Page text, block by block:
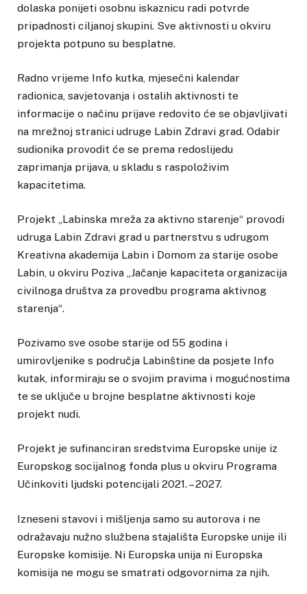
dolaska ponijeti osobnu iskaznicu radi potvrde
pripadnosti ciljanoj skupini. Sve aktivnosti u okviru
projekta potpuno su besplatne.
Radno vrijeme Info kutka, mjesečni kalendar
radionica, savjetovanja i ostalih aktivnosti te
informacije o načinu prijave redovito će se objavljivati
na mrežnoj stranici udruge Labin Zdravi grad. Odabir
sudionika provodit će se prema redoslijedu
zaprimanja prijava, u skladu s raspoloživim
kapacitetima.
Projekt „Labinska mreža za aktivno starenje“ provodi
udruga Labin Zdravi grad u partnerstvu s udrugom
Kreativna akademija Labin i Domom za starije osobe
Labin, u okviru Poziva „Jačanje kapaciteta organizacija
civilnoga društva za provedbu programa aktivnog
starenja“.
Pozivamo sve osobe starije od 55 godina i
umirovljenike s područja Labinštine da posjete Info
kutak, informiraju se o svojim pravima i mogućnostima
te se uključe u brojne besplatne aktivnosti koje
projekt nudi.
Projekt je sufinanciran sredstvima Europske unije iz
Europskog socijalnog fonda plus u okviru Programa
Učinkoviti ljudski potencijali 2021. – 2027.
Izneseni stavovi i mišljenja samo su autorova i ne
odražavaju nužno službena stajališta Europske unije ili
Europske komisije. Ni Europska unija ni Europska
komisija ne mogu se smatrati odgovornima za njih.